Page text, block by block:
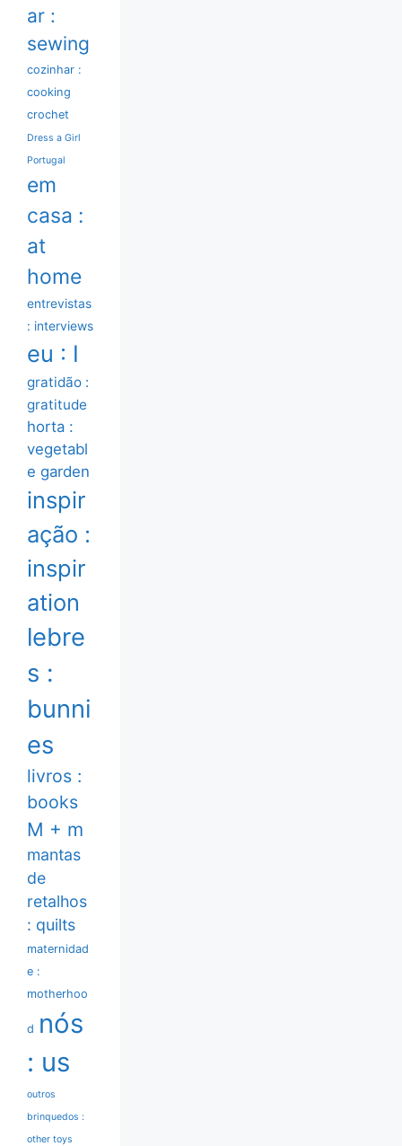
ar :
sewing
cozinhar :
cooking
crochet
Dress a Girl
Portugal
em
casa :
at
home
entrevistas
: interviews
eu : I
gratidão :
gratitude
horta :
vegetabl
e garden
inspir
ação :
inspir
ation
lebre
s :
bunni
es
livros :
books
M + m
mantas
de
retalhos
: quilts
maternidad
e :
motherhoo
d nós
: us
outros
brinquedos :
other toys